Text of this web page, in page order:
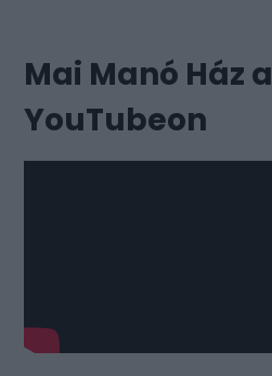
Mai Manó Ház a
YouTubeon